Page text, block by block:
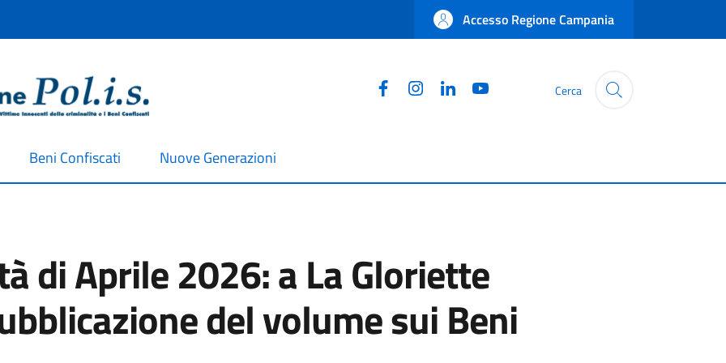
Accesso Regione Campania
FacebookInstagram
Linkedin Cerca
Beni Confiscati Nuove Generazioni
di Aprile 2026: a La Gloriette
del volume sui Beni